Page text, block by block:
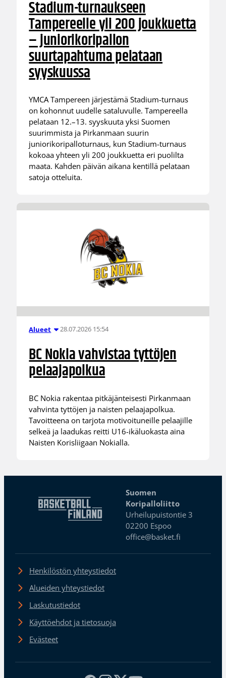
Stadium-turnaukseen
Tampereelle yli 200 joukkuetta
– juniorikoripallon
suurtapahtuma pelataan
syyskuussa
YMCA Tampereen järjestämä Stadium-turnaus
on kohonnut uudelle sataluvulle. Tampereella
pelataan 12.–13. syyskuuta yksi Suomen
suurimmista ja Pirkanmaan suurin
juniorikoripalloturnaus, kun Stadium-turnaus
kokoaa yhteen yli 200 joukkuetta eri puolilta
maata. Kahden päivän aikana kentillä pelataan
satoja otteluita.
Alueet 28.07.2026 15:54
BC Nokia vahvistaa tyttöjen
pelaajapolkua
BC Nokia rakentaa pitkäjänteisesti Pirkanmaan
vahvinta tyttöjen ja naisten pelaajapolkua.
Tavoitteena on tarjota motivoituneille pelaajille
selkeä ja laadukas reitti U16-ikäluokasta aina
Naisten Korisliigaan Nokialla.
Suomen
Koripalloliitto
Urheilupuistontie 3
02200 Espoo
office@basket.fi
Henkilöstön yhteystiedot
Alueiden yhteystiedot
Laskutustiedot
Käyttöehdot ja tietosuoja
Evästeet